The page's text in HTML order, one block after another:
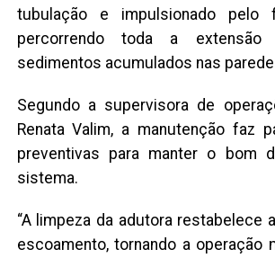
tubulação e impulsionado pelo
percorrendo toda a extensão
sedimentos acumulados nas
Segundo a supervisora de
Renata Valim, a manutenção faz
preventivas para manter o bom
sistema.
“A limpeza da adutora restabelece
escoamento, tornando a operação